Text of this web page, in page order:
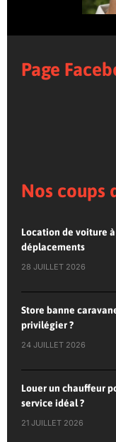
Page
Nos coups
Location de voiture
déplacements
28 JUILLET 2026
Store banne
privilégier ?
24 JUILLET 2026
Louer un chauffeur
service idéal ?
21 JUILLET 2026